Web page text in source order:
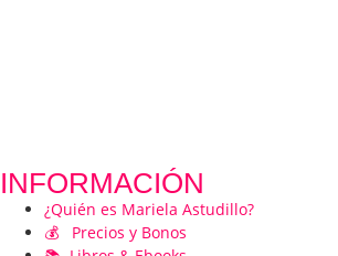
INFORMACIÓN
¿Quién es Mariela Astudillo?
💰 Precios y Bonos